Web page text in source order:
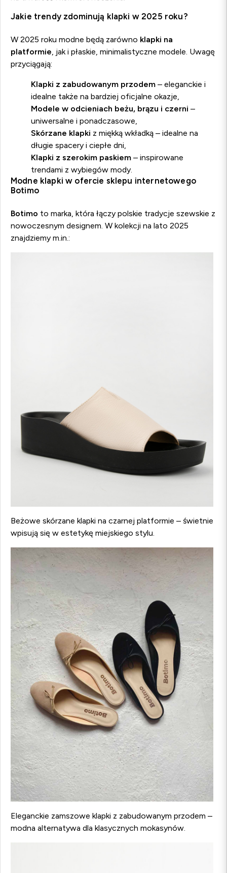
Jakie trendy zdominują klapki w 2025 roku?
W 2025 roku modne będą zarówno klapki na
platformie, jak i płaskie, minimalistyczne modele. Uwagę
przyciągają:
Klapki z zabudowanym przodem – eleganckie i
idealne także na bardziej oficjalne okazje,
Modele w odcieniach beżu, brązu i czerni –
uniwersalne i ponadczasowe,
Skórzane klapki z miękką wkładką – idealne na
długie spacery i ciepłe dni,
Klapki z szerokim paskiem – inspirowane
trendami z wybiegów mody.
Modne klapki w ofercie sklepu internetowego
Botimo
Botimo to marka, która łączy polskie tradycje szewskie z
nowoczesnym designem. W kolekcji na lato 2025
znajdziemy m.in.:
Beżowe skórzane klapki na czarnej platformie – świetnie
wpisują się w estetykę miejskiego stylu.
Eleganckie zamszowe klapki z zabudowanym przodem –
modna alternatywa dla klasycznych mokasynów.